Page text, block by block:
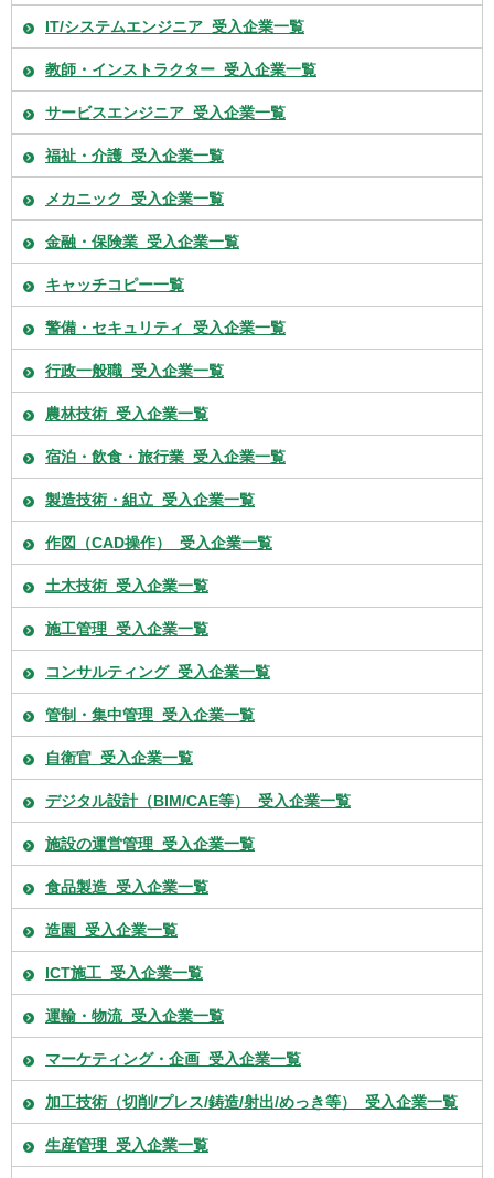
IT/システムエンジニア_受入企業一覧
教師・インストラクター_受入企業一覧
サービスエンジニア_受入企業一覧
福祉・介護_受入企業一覧
メカニック_受入企業一覧
金融・保険業_受入企業一覧
キャッチコピー一覧
警備・セキュリティ_受入企業一覧
行政一般職_受入企業一覧
農林技術_受入企業一覧
宿泊・飲食・旅行業_受入企業一覧
製造技術・組立_受入企業一覧
作図（CAD操作）_受入企業一覧
土木技術_受入企業一覧
施工管理_受入企業一覧
コンサルティング_受入企業一覧
管制・集中管理_受入企業一覧
自衛官_受入企業一覧
デジタル設計（BIM/CAE等）_受入企業一覧
施設の運営管理_受入企業一覧
食品製造_受入企業一覧
造園_受入企業一覧
ICT施工_受入企業一覧
運輸・物流_受入企業一覧
マーケティング・企画_受入企業一覧
加工技術（切削/プレス/鋳造/射出/めっき等）_受入企業一覧
生産管理_受入企業一覧